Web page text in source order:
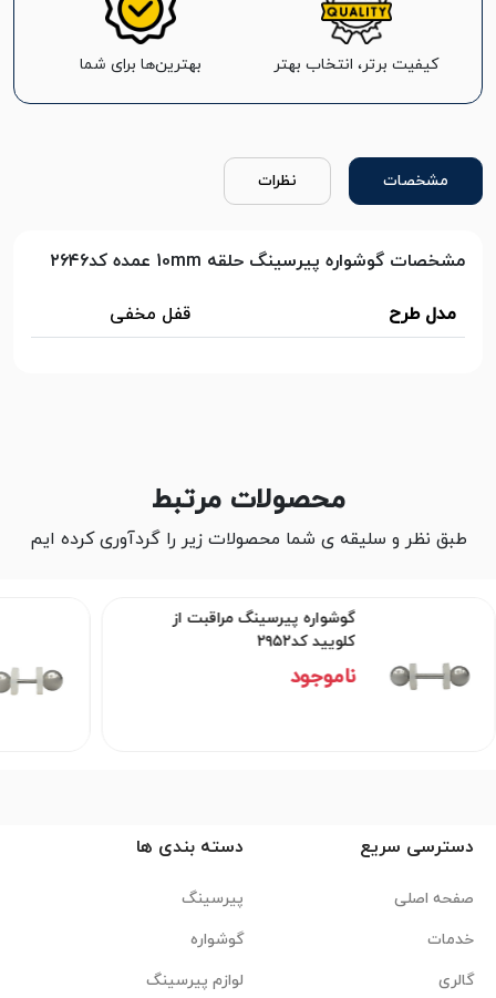
کیفیت برتر، انتخاب بهتر بهترین‌ها برای شما
مشخصات نظرات
مشخصات گوشواره پیرسینگ حلقه 10mm عمده کد۲۶۴۶
مدل طرح قفل مخفی
محصولات مرتبط
طبق نظر و سلیقه ی شما محصولات زیر را گردآوری کرده ایم
گوشواره پیرسینگ مراقبت از
کلویید کد۲۹۵۲
ناموجود
دسترسی سریع
صفحه اصلی
خدمات
گالری
دسته بندی ها
پیرسینگ
گوشواره
لوازم پیرسینگ